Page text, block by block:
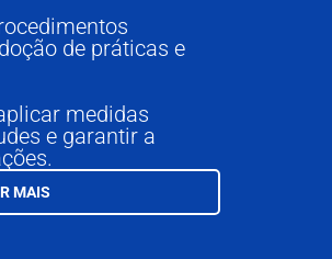
de práticas e
medidas
e garantir a
MAIS